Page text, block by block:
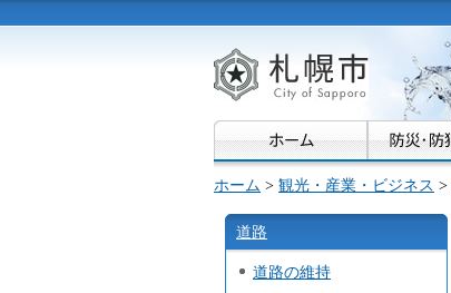
札幌市
ホーム > 観光・産業・ビジネス >
道路
道路の維持